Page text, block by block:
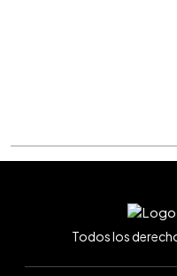
Todos los